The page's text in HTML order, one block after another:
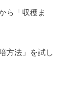
ら「収穫ま
方法」を試し